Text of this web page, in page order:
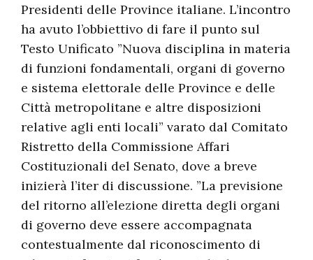
Presidenti delle Province italiane. L’incontro
ha avuto l’obbiettivo di fare il punto sul
Testo Unificato ”Nuova disciplina in materia
di funzioni fondamentali, organi di governo
e sistema elettorale delle Province e delle
Città metropolitane e altre disposizioni
relative agli enti locali” varato dal Comitato
Ristretto della Commissione Affari
Costituzionali del Senato, dove a breve
inizierà l’iter di discussione. ”La previsione
del ritorno all’elezione diretta degli organi
di governo deve essere accompagnata
contestualmente dal riconoscimento di